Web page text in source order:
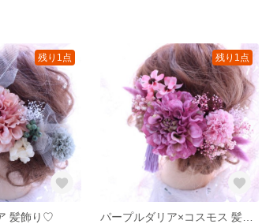
残り1点
髪飾り♡
残り1点
パープルダリア×コスモス 髪飾り♡